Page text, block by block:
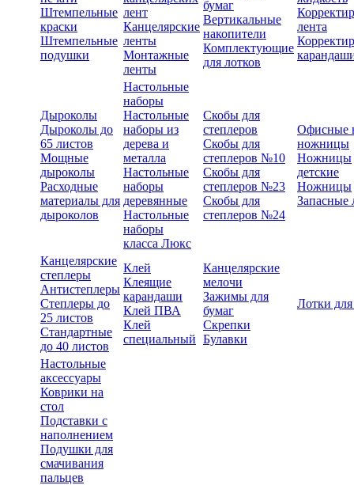
Штемпельные
краски
Штемпельные
подушки
лент
Канцелярские
ленты
Монтажные
ленты
бумаг
Вертикальные
накопители
Комплектующие
для лотков
лента
Дыроколы
Дыроколы до
65 листов
Мощные
дыроколы
Расходные
материалы для
дыроколов
Настольные
наборы
Настольные
наборы из
дерева и
металла
Настольные
наборы
деревянные
Настольные
наборы
класса Люкс
Скобы для
степлеров
Скобы для
степлеров №10
Скобы для
степлеров №23
Скобы для
степлеров №24
Офисные
ножницы
Ножницы
детские
Ножницы
Запасные
Канцелярские
степлеры
Антистеплеры
Степлеры до
25 листов
Стандартные
до 40 листов
Клей
Клеящие
карандаши
Клей ПВА
Клей
специальный
Канцелярские
мелочи
Зажимы для
бумаг
Скрепки
Булавки
Лотки
Настольные
аксессуары
Коврики на
стол
Подставки с
наполнением
Подушки для
смачивания
пальцев